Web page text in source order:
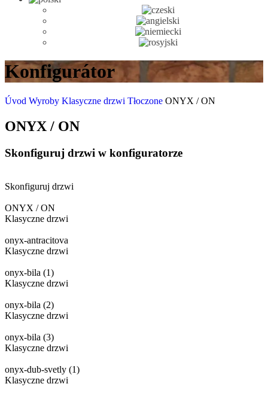
Konfigurátor
Úvod Wyroby Klasyczne drzwi Tłoczone ONYX / ON
ONYX / ON
Skonfiguruj drzwi w konfiguratorze
Skonfiguruj drzwi
ONYX / ON
Klasyczne drzwi
onyx-antracitova
Klasyczne drzwi
onyx-bila (1)
Klasyczne drzwi
onyx-bila (2)
Klasyczne drzwi
onyx-bila (3)
Klasyczne drzwi
onyx-dub-svetly (1)
Klasyczne drzwi